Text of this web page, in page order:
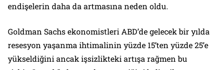
endişelerin daha da artmasına neden oldu.
Goldman Sachs ekonomistleri ABD’de gelecek bir yılda
resesyon yaşanma ihtimalinin yüzde 15’ten yüzde 25’e
yükseldiğini ancak işsizlikteki artışa rağmen bu